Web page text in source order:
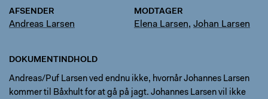
AFSENDER
Andreas Larsen
MODTAGER
Elena Larsen, Johan Larsen
DOKUMENTINDHOLD
Andreas/Puf Larsen ved endnu ikke, hvornår Johannes Larsen
kommer til Båxhult for at gå på jagt. Johannes Larsen vil ikke